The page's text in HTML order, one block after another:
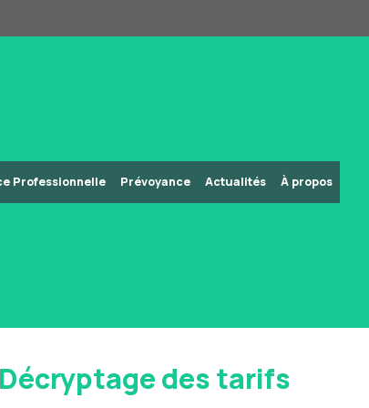
Professionnelle Prévoyance Actualités À propos
des tarifs